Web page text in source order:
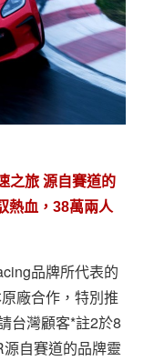
之旅 源自賽道的
熱血，38萬兩人
品牌所代表的
廠合作，特別推
台灣顧客*註2於8
自賽道的品牌靈